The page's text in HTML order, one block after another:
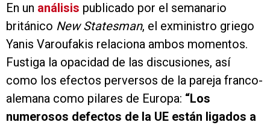
En un análisis publicado por el semanario
británico New Statesman, el exministro griego
Yanis Varoufakis relaciona ambos momentos.
Fustiga la opacidad de las discusiones, así
como los efectos perversos de la pareja franco-
alemana como pilares de Europa: “Los
numerosos defectos de la UE están ligados a